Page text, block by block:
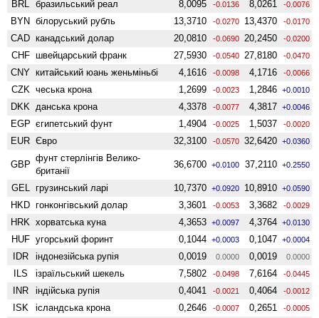
BRL бразильський реал 8,0095 -0.0136 8,0261 -0.0076
BYN білоруський рубль 13,3710 -0.0270 13,4370 -0.0170
CAD канадський долар 20,0810 -0.0690 20,2450 -0.0200
CHF швейцарський франк 27,5930 -0.0540 27,8180 -0.0470
CNY китайський юань женьмiньбi 4,1616 -0.0098 4,1716 -0.0066
CZK чеська крона 1,2699 -0.0023 1,2846 +0.0010
DKK данська крона 4,3378 -0.0077 4,3817 +0.0046
EGP єгипетський фунт 1,4904 -0.0025 1,5037 -0.0020
EUR Євро 32,3100 -0.0570 32,6420 +0.0360
GBP
фунт стерлінгів Велико­
британії
36,6700 +0.0100 37,2110 +0.2550
GEL грузинський ларі 10,7370 +0.0920 10,8910 +0.0590
HKD гонконгівський долар 3,3601 -0.0053 3,3682 -0.0029
HRK хорватська куна 4,3653 +0.0097 4,3764 +0.0130
HUF угорський форинт 0,1044 +0.0003 0,1047 +0.0004
IDR індонезійська рупія 0,0019 0.0000 0,0019 0.0000
ILS ізраїльський шекель 7,5802 -0.0498 7,6164 -0.0445
INR індійська рупія 0,4041 -0.0021 0,4064 -0.0012
ISK ісландська крона 0,2646 -0.0007 0,2651 -0.0005